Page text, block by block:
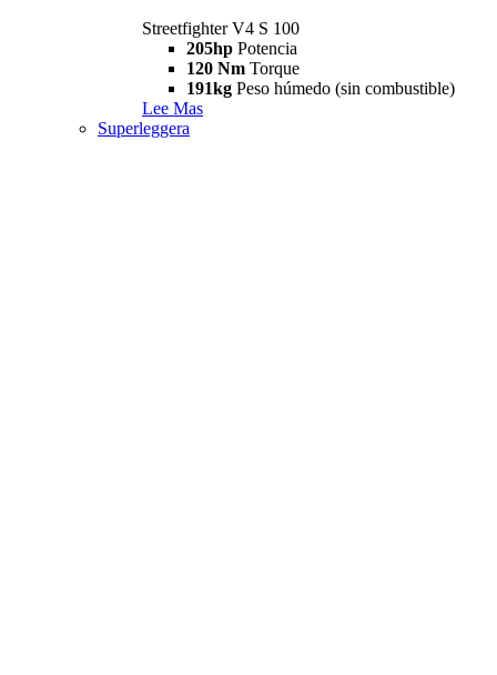
Streetfighter V4 S 100
205hp Potencia
120 Nm Torque
191kg Peso húmedo (sin combustible)
Lee Mas
Superleggera